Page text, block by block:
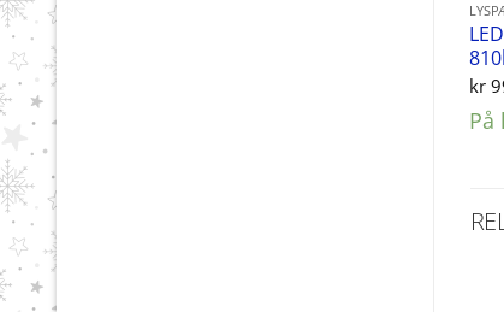
kr
På